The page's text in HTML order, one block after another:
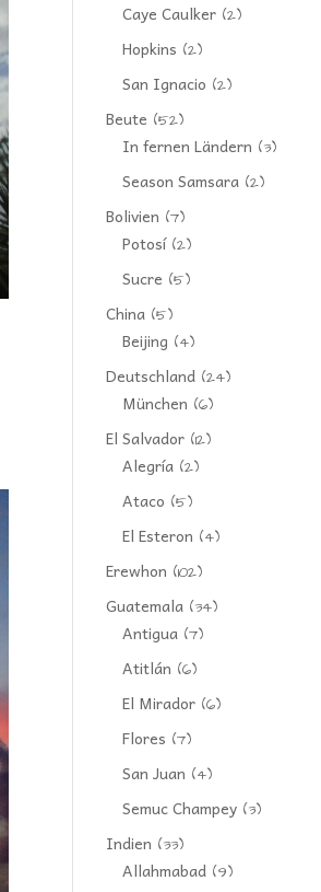
Caye Caulker (2)
Hopkins (2)
San Ignacio (2)
Beute (52)
In fernen Ländern (3)
Season Samsara (2)
Bolivien (7)
Potosí(2)
Sucre (5)
China (5)
Beijing (4)
Deutschland (24)
München (6)
El Salvador (12)
Alegría (2)
Ataco (5)
El Esteron (4)
Erewhon (102)
Guatemala (34)
Antigua (7)
Atitlán (6)
El Mirador (6)
Flores (7)
San Juan (4)
Semuc Champey (3)
Indien (33)
Allahmabad (9)